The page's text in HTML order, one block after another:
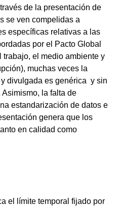
de la presentación de
se ven compelidas a
específicas relativas a las
por el Pacto Global
trabajo, el medio ambiente y
muchas veces la
divulgada es genérica y sin
la falta de
estandarización de datos e
genera que los
en calidad como
el límite temporal fijado por